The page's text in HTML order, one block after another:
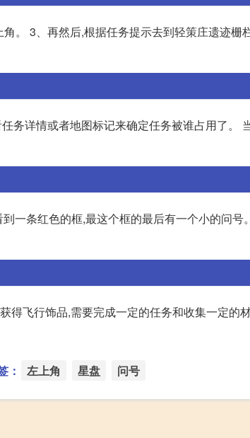
。 3、再然后,根据任务提示去到轻策庄遗迹栅
务详情或者地图标记来确定任务被谁占用了。
一条红色的框,最这个框的最后有一个小的问号
得飞行饰品,需要完成一定的任务和收集一定的
： 左上角 星盘 问号